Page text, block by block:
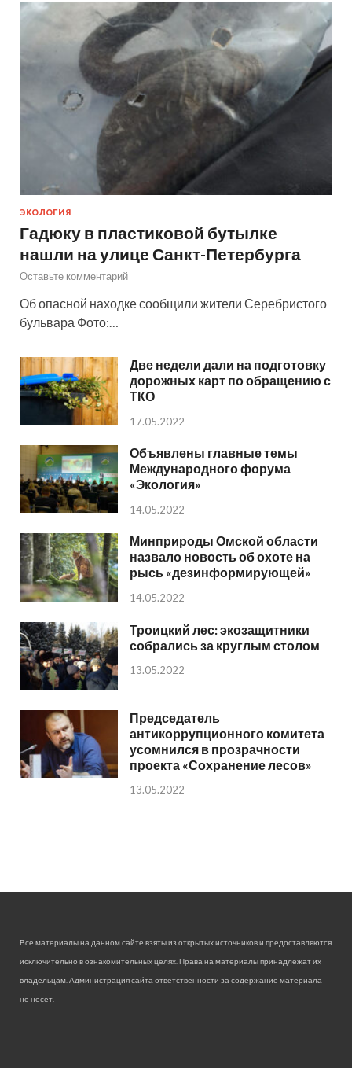
ЭКОЛОГИЯ
Гадюку в пластиковой бутылке
нашли на улице Санкт-Петербурга
Оставьте комментарий
Об опасной находке сообщили жители Серебристого
бульвара Фото:…
Две недели дали на подготовку
дорожных карт по обращению с
ТКО
17.05.2022
Объявлены главные темы
Международного форума
«Экология»
14.05.2022
Минприроды Омской области
назвало новость об охоте на
рысь «дезинформирующей»
14.05.2022
Троицкий лес: экозащитники
собрались за круглым столом
13.05.2022
Председатель
антикоррупционного комитета
усомнился в прозрачности
проекта «Сохранение лесов»
13.05.2022
Все материалы на данном сайте взяты из открытых источников и предоставляются
исключительно в ознакомительных целях. Права на материалы принадлежат их
владельцам. Администрация сайта ответственности за содержание материала
не несет.